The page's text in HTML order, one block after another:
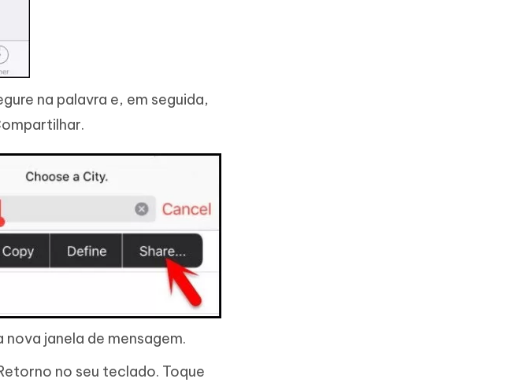
na palavra e, em seguida,
janela de mensagem.
no seu teclado. Toque